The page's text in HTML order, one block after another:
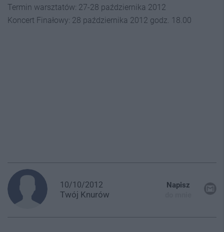
Termin warsztatów: 27-28 października 2012
Koncert Finałowy: 28 października 2012 godz. 18.00
10/10/2012
Twój Knurów
Napisz